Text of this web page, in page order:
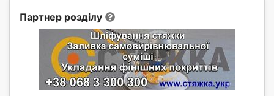
Партнер розділу